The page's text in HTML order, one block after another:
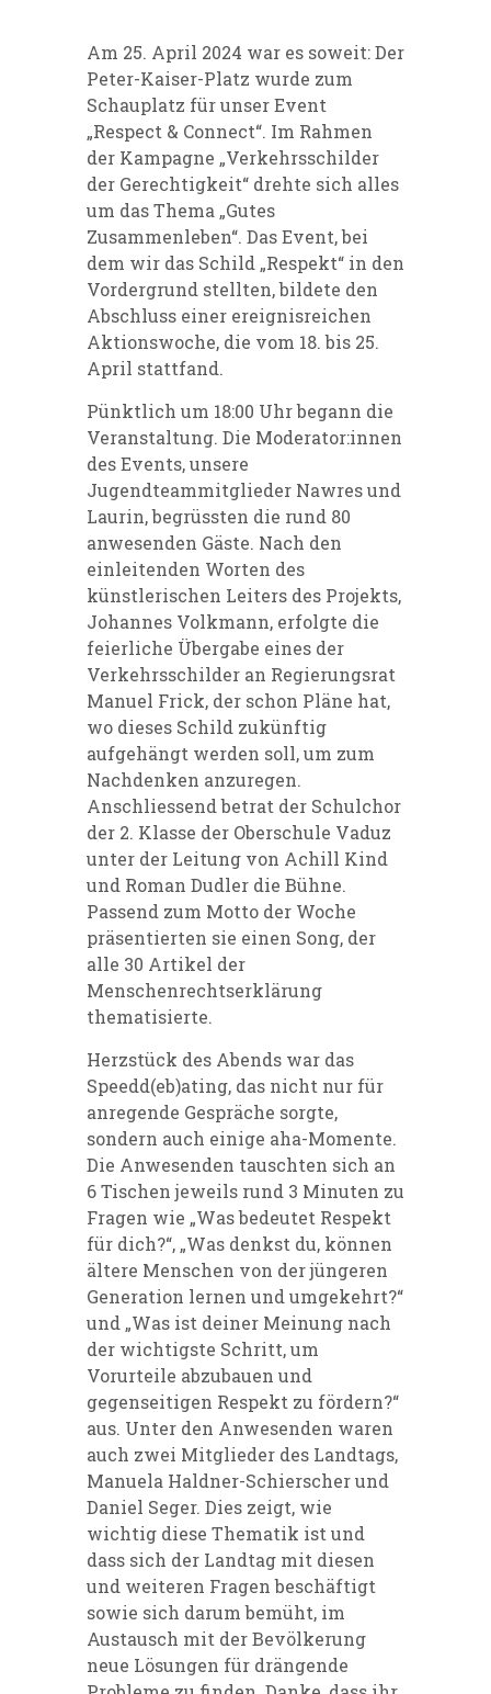
Am 25. April 2024 war es soweit: Der
Peter-Kaiser-Platz wurde zum
Schauplatz für unser Event
„Respect & Connect“. Im Rahmen
der Kampagne „Verkehrsschilder
der Gerechtigkeit“ drehte sich alles
um das Thema „Gutes
Zusammenleben“. Das Event, bei
dem wir das Schild „Respekt“ in den
Vordergrund stellten, bildete den
Abschluss einer ereignisreichen
Aktionswoche, die vom 18. bis 25.
April stattfand.
Pünktlich um 18:00 Uhr begann die
Veranstaltung. Die Moderator:innen
des Events, unsere
Jugendteammitglieder Nawres und
Laurin, begrüssten die rund 80
anwesenden Gäste. Nach den
einleitenden Worten des
künstlerischen Leiters des Projekts,
Johannes Volkmann, erfolgte die
feierliche Übergabe eines der
Verkehrsschilder an Regierungsrat
Manuel Frick, der schon Pläne hat,
wo dieses Schild zukünftig
aufgehängt werden soll, um zum
Nachdenken anzuregen.
Anschliessend betrat der Schulchor
der 2. Klasse der Oberschule Vaduz
unter der Leitung von Achill Kind
und Roman Dudler die Bühne.
Passend zum Motto der Woche
präsentierten sie einen Song, der
alle 30 Artikel der
Menschenrechtserklärung
thematisierte.
Herzstück des Abends war das
Speedd(eb)ating, das nicht nur für
anregende Gespräche sorgte,
sondern auch einige aha-Momente.
Die Anwesenden tauschten sich an
6 Tischen jeweils rund 3 Minuten zu
Fragen wie „Was bedeutet Respekt
für dich?“, „Was denkst du, können
ältere Menschen von der jüngeren
Generation lernen und umgekehrt?“
und „Was ist deiner Meinung nach
der wichtigste Schritt, um
Vorurteile abzubauen und
gegenseitigen Respekt zu fördern?“
aus. Unter den Anwesenden waren
auch zwei Mitglieder des Landtags,
Manuela Haldner-Schierscher und
Daniel Seger. Dies zeigt, wie
wichtig diese Thematik ist und
dass sich der Landtag mit diesen
und weiteren Fragen beschäftigt
sowie sich darum bemüht, im
Austausch mit der Bevölkerung
neue Lösungen für drängende